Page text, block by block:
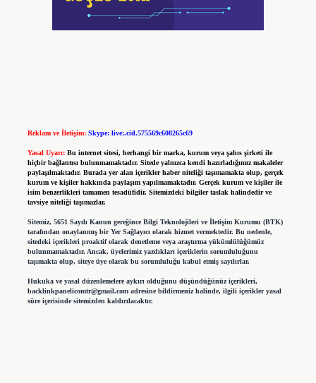
Reklam ve İletişim: Skype: live:.cid.575569c608265c69
Yasal Uyarı: Bu internet sitesi, herhangi bir marka, kurum veya şahıs şirketi ile
hiçbir bağlantısı bulunmamaktadır. Sitede yalnızca kendi hazırladığımız makaleler
paylaşılmaktadır. Burada yer alan içerikler haber niteliği taşımamakta olup, gerçek
kurum ve kişiler hakkında paylaşım yapılmamaktadır. Gerçek kurum ve kişiler ile
isim benzerlikleri tamamen tesadüfidir. Sitemizdeki bilgiler taslak halindedir ve
tavsiye niteliği taşımazlar.
Sitemiz, 5651 Sayılı Kanun gereğince Bilgi Teknolojileri ve İletişim Kurumu (BTK)
tarafından onaylanmış bir Yer Sağlayıcı olarak hizmet vermektedir. Bu nedenle,
sitedeki içerikleri proaktif olarak denetleme veya araştırma yükümlülüğümüz
bulunmamaktadır. Ancak, üyelerimiz yazdıkları içeriklerin sorumluluğunu
taşımakta olup, siteye üye olarak bu sorumluluğu kabul etmiş sayılırlar.
Hukuka ve yasal düzenlemelere aykırı olduğunu düşündüğünüz içerikleri,
backlinkpanelicomtr@gmail.comadresine bildirmeniz halinde, ilgili içerikler yasal
süre içerisinde sitemizden kaldırılacaktır.